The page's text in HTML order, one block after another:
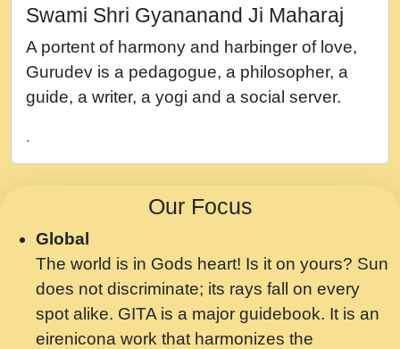
नह भरस रह लडडल... अपन खट करम क !!!! मह दद
सहर चरण क .....mp3
बगड नसब कसन सवर तर बगर Shri ravinandan
shastri ji maharaj.mp3
Chahe Ram Ho Chahe Shyam Ho.mp3
मझ अपन जवन बनन न आय, रठ हर क मनन न आय
Shri ravinandan shastri ji maharaj.mp3
मन अशांत मंत्र जाप - गीता प्रेरणा -Swami
Gyananand Ji Maharaj.mp3
Swami Shri Gyananand Ji Maharaj
A portent of harmony and harbinger of love,
Gurudev is a pedagogue, a philosopher, a
guide, a writer, a yogi and a social server.
.
Our Focus
Global
The world is in Gods heart! Is it on yours? Sun
does not discriminate; its rays fall on every
spot alike. GITA is a major guidebook. It is an
eirenicona work that harmonizes the